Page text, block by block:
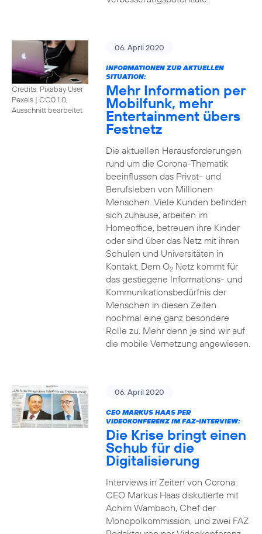
Credits: Pixabay User
Pexels | CC0 1.0,
Ausschnitt bearbeitet
06. April 2020
INFORMATIONEN ZUR AKTUELLEN
SITUATION:
Mehr Information per
Mobilfunk, mehr
Entertainment übers
Festnetz
Die aktuellen Herausforderungen
rund um die Corona-Thematik
beeinflussen das Privat- und
Berufsleben von Millionen
Menschen. Viele Kunden befinden
sich zuhause, arbeiten im
Homeoffice, betreuen ihre Kinder
oder sind über das Netz mit ihren
Schulen und Universitäten in
Kontakt. Dem O2Netz kommt für
das gestiegene Informations- und
Kommuni­ka­tions­bedürfnis­ der
Menschen in diesen Zeiten
nochmal eine ganz besondere
Rolle zu. Mehr denn je sind wir auf
die mobile Vernetzung angewiesen.
06. April 2020
CEO MARKUS HAAS PER
VIDEOKONFERENZ IM FAZ-INTERVIEW:
Die Krise bringt einen
Schub für die
Digitalisierung
Interviews in Zeiten von Corona:
CEO Markus Haas diskutierte mit
Achim Wambach, Chef der
Monopolkommission, und zwei FAZ